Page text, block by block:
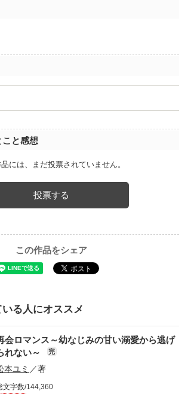
と感想
には、まだ投票されていません。
投票する
この作品をシェア
る人にオススメ
会ロマンス～幼なじみの甘い溺愛から逃げ
れない～
完
本ユミ ／著
文字数/144,360